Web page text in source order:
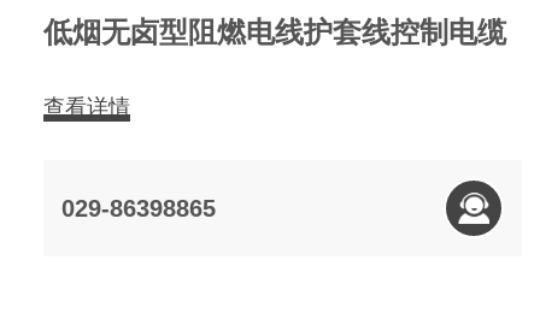
低烟无卤型阻燃电线护套线控制电缆
查看详情
029-86398865